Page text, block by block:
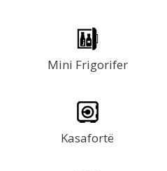
Mini Frigorifer
Kasafortë